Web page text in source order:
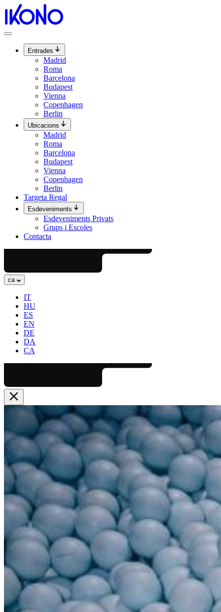
Vés
contingut
Entrades
Madrid
Roma
Barcelona
Budapest
Vienna
Copenhagen
Berlin
Ubicacions
Madrid
Roma
Barcelona
Budapest
Vienna
Copenhagen
Berlin
Targeta Regal
Esdeveniments
Esdeveniments Privats
Grups i Escoles
Contacta
ca
IT
HU
ES
EN
DE
DA
CA